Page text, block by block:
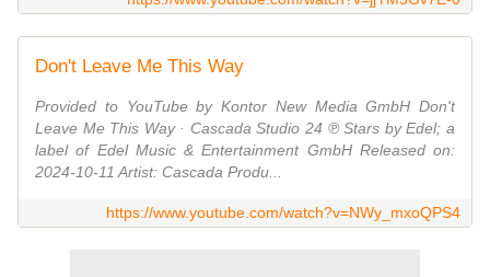
Don't Leave Me This Way
Provided to YouTube by Kontor New Media GmbH Don't
Leave Me This Way · Cascada Studio 24 ℗ Stars by Edel; a
label of Edel Music & Entertainment GmbH Released on:
2024-10-11 Artist: Cascada Produ...
https://www.youtube.com/watch?v=NWy_mxoQPS4